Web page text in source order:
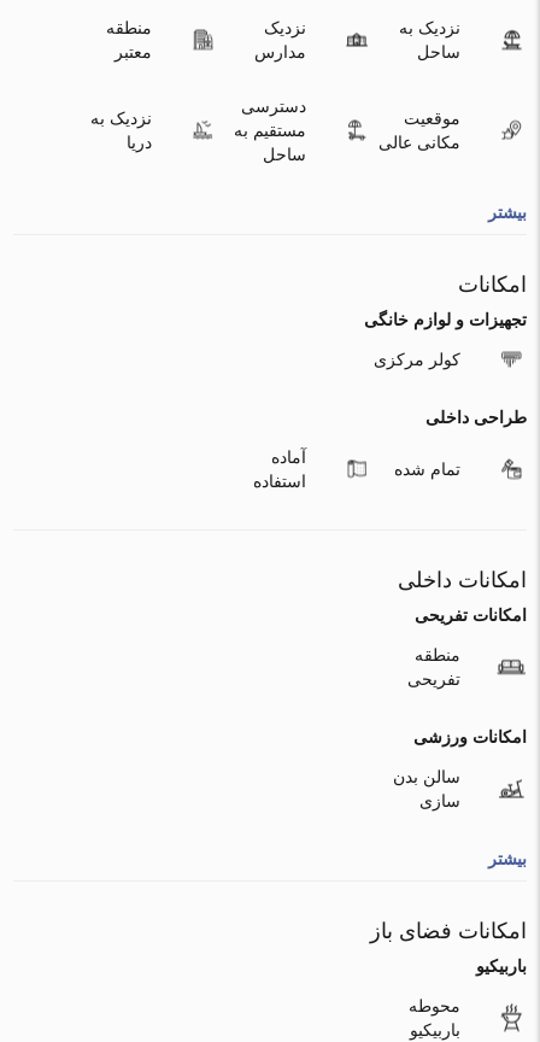
نزدیک به
ساحل
نزدیک
مدارس
منطقه
معتبر
موقعیت
مکانی عالی
دسترسی
مستقیم به
ساحل
نزدیک به
دریا
بیشتر
امکانات
تجهیزات و لوازم خانگی
کولر مرکزی
طراحی داخلی
تمام شده
آماده
استفاده
امکانات داخلی
امکانات تفریحی
منطقه
تفریحی
امکانات ورزشی
سالن بدن
سازی
بیشتر
امکانات فضای باز
باربیکیو
محوطه
باربیکیو